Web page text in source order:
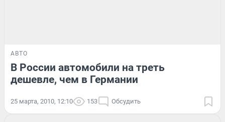
АВТО
В России автомобили на треть
дешевле, чем в Германии
25 марта, 2010, 12:10 153 Обсудить